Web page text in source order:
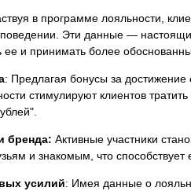
в программе лояльности,
поведении. Эти данные —
ее и принимать более
: Предлагая бонусы за
стимулируют клиентов
бренда: Активные участники
и знакомым, что способствует
усилий: Имея данные о